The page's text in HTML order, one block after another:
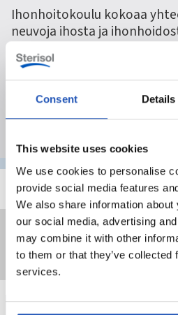
Consent Details
This website uses cookies
We use cookies to personalise
provide social media features
We also share information
our social media, advertising
may combine it with other
to them or that they’ve
services.
Ihonhoitokoulu kokoaa
neuvoja ihosta ja
Täällä opit, miten oikeat
suojaamaan ihoa ja
työympäristön – joka päivä.
Ihosta
Ihonhoito töissä
Näytä kaikki